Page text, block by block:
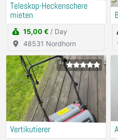
Teleskop-Heckenschere
mieten
15,00 € / Day
48531 Nordhorn
4x
Vertikutierer